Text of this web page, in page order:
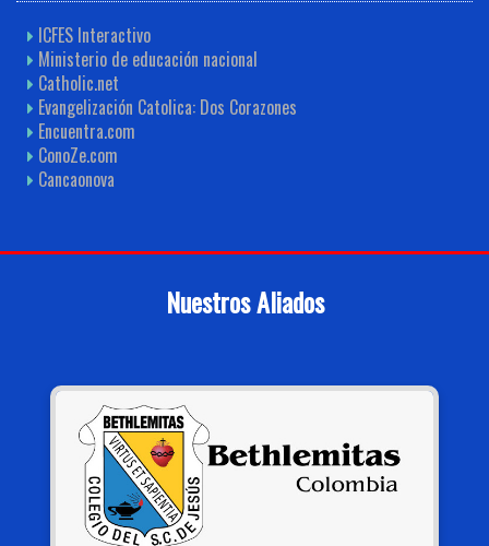
ICFES Interactivo
Ministerio de educación nacional
Catholic.net
Evangelización Catolica: Dos Corazones
Encuentra.com
ConoZe.com
Cancaonova
Nuestros Aliados